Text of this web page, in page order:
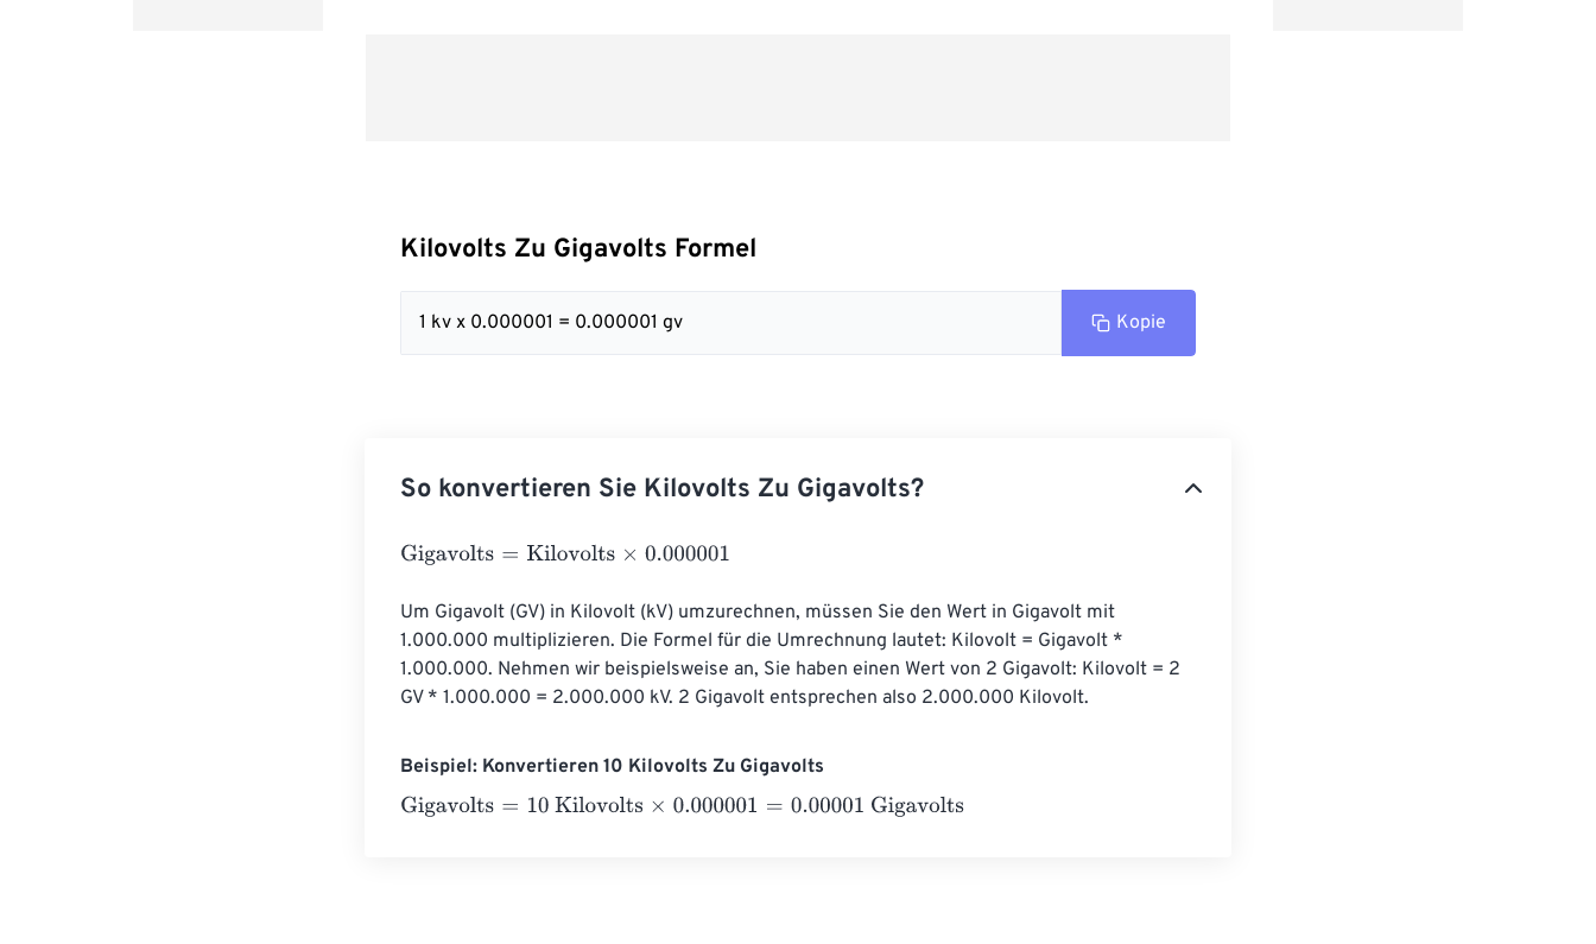
Kilovolts Zu Gigavolts Formel
1 kv x 0.000001 = 0.000001 gv Kopie
So konvertieren Sie Kilovolts Zu Gigavolts?
Gigavolts=Kilovolts×0.000001
Um Gigavolt (GV) in Kilovolt (kV) umzurechnen, müssen Sie den Wert in Gigavolt mit
1.000.000 multiplizieren. Die Formel für die Umrechnung lautet: Kilovolt = Gigavolt *
1.000.000. Nehmen wir beispielsweise an, Sie haben einen Wert von 2 Gigavolt: Kilovolt = 2
GV * 1.000.000 = 2.000.000 kV. 2 Gigavolt entsprechen also 2.000.000 Kilovolt.
Beispiel: Konvertieren 10 Kilovolts Zu Gigavolts
Gigavolts=10 Kilovolts×0.000001=0.00001 Gigavolts